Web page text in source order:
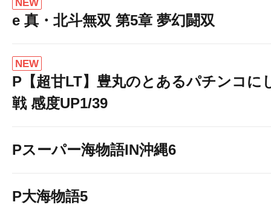
NEW
e 真・北斗無双 第5章 夢幻闘双
NEW
P【超甘LT】豊丸のとあるパチンコに
戦 感度UP1/39
Pスーパー海物語IN沖縄6
P大海物語5